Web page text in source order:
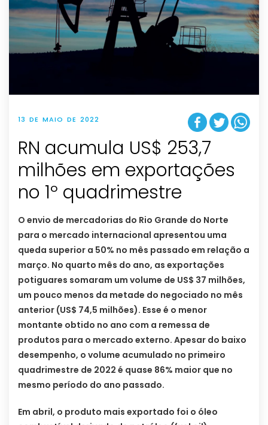
13 DE MAIO DE 2022
RN acumula US$ 253,7
milhões em exportações
no 1º quadrimestre
O envio de mercadorias do Rio Grande do Norte
para o mercado internacional apresentou uma
queda superior a 50% no mês passado em relação a
março. No quarto mês do ano, as exportações
potiguares somaram um volume de US$ 37 milhões,
um pouco menos da metade do negociado no mês
anterior (US$ 74,5 milhões). Esse é o menor
montante obtido no ano com a remessa de
produtos para o mercado externo. Apesar do baixo
desempenho, o volume acumulado no primeiro
quadrimestre de 2022 é quase 86% maior que no
mesmo período do ano passado.
Em abril, o produto mais exportado foi o óleo